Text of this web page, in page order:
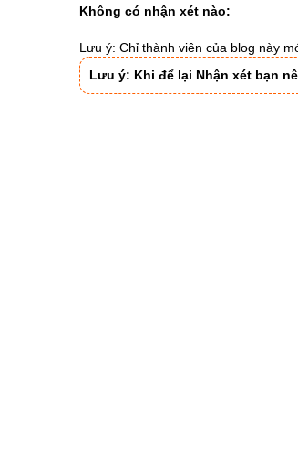
Không có nhận xét nào:
Lưu ý: Chỉ thành viên của blog này
Lưu ý: Khi để lại Nhận xét bạn